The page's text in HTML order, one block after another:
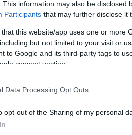
This information may also be disclosed
Participants that may further disclose it
that this website/app uses one or more
but not limited to your visit or
to Google and its third-party tags to
consent section.
Data Processing Opt Outs
opt-out of the Sharing of my personal